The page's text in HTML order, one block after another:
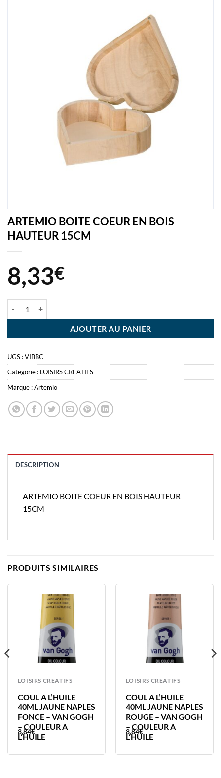
ARTEMIO BOITE COEUR EN BOIS
HAUTEUR 15CM
8,33€
AJOUTER AU PANIER
UGS :VIBBC
Catégorie : LOISIRS CREATIFS
Marque :Artemio
DESCRIPTION
ARTEMIO BOITE COEUR EN BOIS HAUTEUR
15CM
PRODUITS SIMILAIRES
LOISIRS CREATIFS
COUL A L’HUILE
40ML JAUNE NAPLES
FONCE – VAN GOGH
– COULEUR A
L’HUILE
8,84€
LOISIRS CREATIFS
COUL A L’HUILE
40ML JAUNE NAPLES
ROUGE – VAN GOGH
– COULEUR A
L’HUILE
8,84€